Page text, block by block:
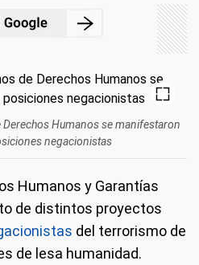
Humanos se manifestaron
negacionistas
Humanos y Garantías
de distintos proyectos
del terrorismo de
de lesa humanidad.